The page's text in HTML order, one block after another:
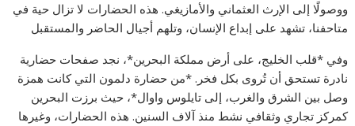
ووصولًا إلى الإرث العثماني والأمازيغي. هذه الحضارات لا تزال حية في
متاحفنا، تشهد على إبداع الإنسان، وتلهم أجيال الحاضر والمستقبل
وفي *قلب الخليج، على أرض مملكة البحرين*، نجد صفحات حضارية
نادرة تستحق أن تُروى بكل فخر. *من حضارة دلمون التي كانت همزة
وصل بين الشرق والغرب، إلى تايلوس واوال*، حيث برزت البحرين
كمركز تجاري وثقافي نشط منذ آلاف السنين. هذه الحضارات، وغيرها